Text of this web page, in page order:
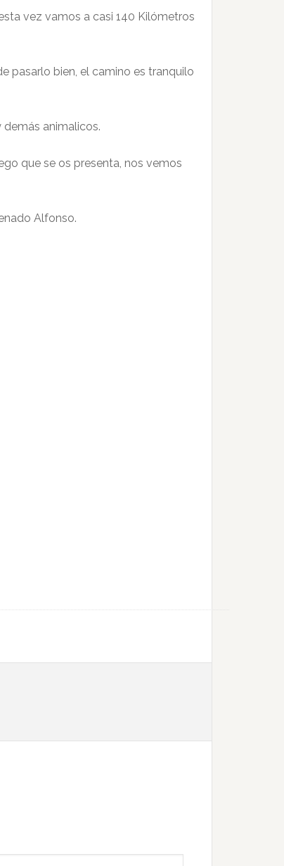
vez vamos a casi 140 Kilómetros
pasarlo bien, el camino es tranquilo
animalicos.
que se os presenta, nos vemos
Alfonso.